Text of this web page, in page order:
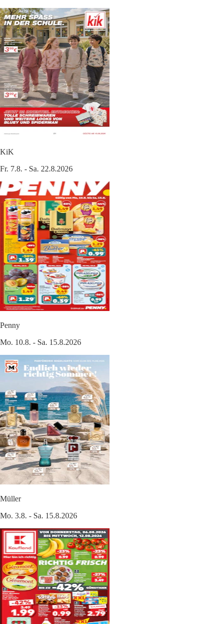
KiK
Fr. 7.8. - Sa. 22.8.2026
Penny
Mo. 10.8. - Sa. 15.8.2026
Müller
Mo. 3.8. - Sa. 15.8.2026